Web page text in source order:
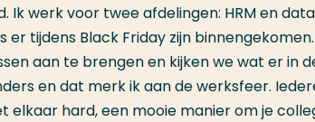
Ik werk voor twee afdelingen: HRM en
er tijdens Black Friday zijn
aan te brengen en kijken we wat er in
en dat merk ik aan de werksfeer.
elkaar hard, een mooie manier om je